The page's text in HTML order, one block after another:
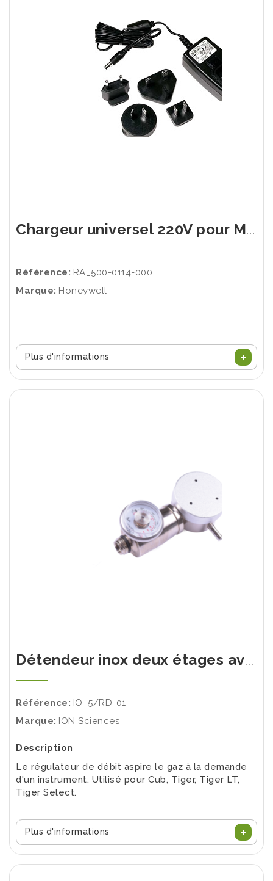
Chargeur universel 220V pour MiniRAE 3000/MiniRAE Lite
Référence: RA_500-0114-000
Marque: Honeywell
Plus d'informations
Détendeur inox deux étages avec débit à la demande
Référence: IO_5/RD-01
Marque: ION Sciences
Description
Le régulateur de débit aspire le gaz à la demande
d'un instrument. Utilisé pour Cub, Tiger, Tiger LT,
Tiger Select.
Plus d'informations